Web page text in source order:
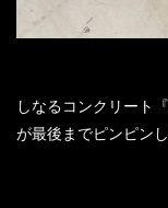
しなるコンクリート
が最後までピンピン